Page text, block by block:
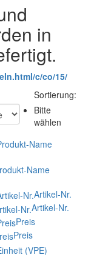
in
c/co/15/
Sortierung:
Bitte
wählen
Artikel-Nr.
Artikel-Nr.
Preis
Preis